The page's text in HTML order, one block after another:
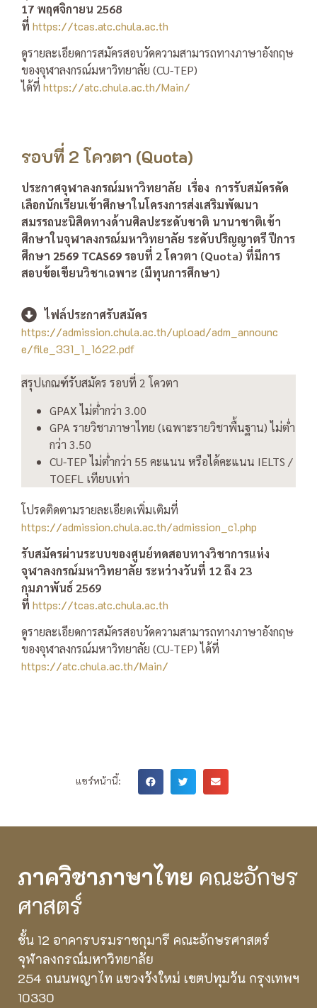
17 พฤศจิกายน 2568
ที่ https://tcas.atc.chula.ac.th
ดูรายละเอียดการสมัครสอบวัดความสามารถทางภาษาอังกฤษ
ของจุฬาลงกรณ์มหาวิทยาลัย (CU-TEP)
ได้ที่ https://atc.chula.ac.th/Main/
รอบที่ 2 โควตา (Quota)
ประกาศจุฬาลงกรณ์มหาวิทยาลัย เรื่อง การรับสมัครคัด
เลือกนักเรียนเข้าศึกษาในโครงการส่งเสริมพัฒนา
สมรรถนะนิสิตทางด้านศิลปะระดับชาติ นานาชาติเข้า
ศึกษาในจุฬาลงกรณ์มหาวิทยาลัย ระดับปริญญาตรี ปีการ
ศึกษา 2569 TCAS69รอบที่ 2 โควตา (Quota) ที่มีการ
สอบข้อเขียนวิชาเฉพาะ (มีทุนการศึกษา)
ไฟล์ประกาศรับสมัคร
https://admission.chula.ac.th/upload/adm_announc
e/file_331_1_1622.pdf
สรุปเกณฑ์รับสมัคร รอบที่ 2 โควตา
GPAXไม่ต่ำกว่า 3.00
GPA รายวิชาภาษาไทย (เฉพาะรายวิชาพื้นฐาน) ไม่ต่ำ
กว่า 3.50
CU-TEPไม่ต่ำกว่า 55 คะแนน หรือได้คะแนน IELTS /
TOEFL เทียบเท่า
โปรดติดตามรายละเอียดเพิ่มเติมที่
https://admission.chula.ac.th/admission_c1.php
รับสมัครผ่านระบบของศูนย์ทดสอบทางวิชาการแห่ง
จุฬาลงกรณ์มหาวิทยาลัย ระหว่างวันที่ 12ถึง 23
กุมภาพันธ์ 2569
ที่ https://tcas.atc.chula.ac.th
ดูรายละเอียดการสมัครสอบวัดความสามารถทางภาษาอังกฤษ
ของจุฬาลงกรณ์มหาวิทยาลัย (CU-TEP) ได้ที่
https://atc.chula.ac.th/Main/
แชร์หน้านี้:
ภาควิชาภาษาไทย คณะอักษร
ศาสตร์
ชั้น 12 อาคารบรมราชกุมารี คณะอักษรศาสตร์
จุฬาลงกรณ์มหาวิทยาลัย
254 ถนนพญาไท แขวงวังใหม่ เขตปทุมวัน กรุงเทพฯ
10330